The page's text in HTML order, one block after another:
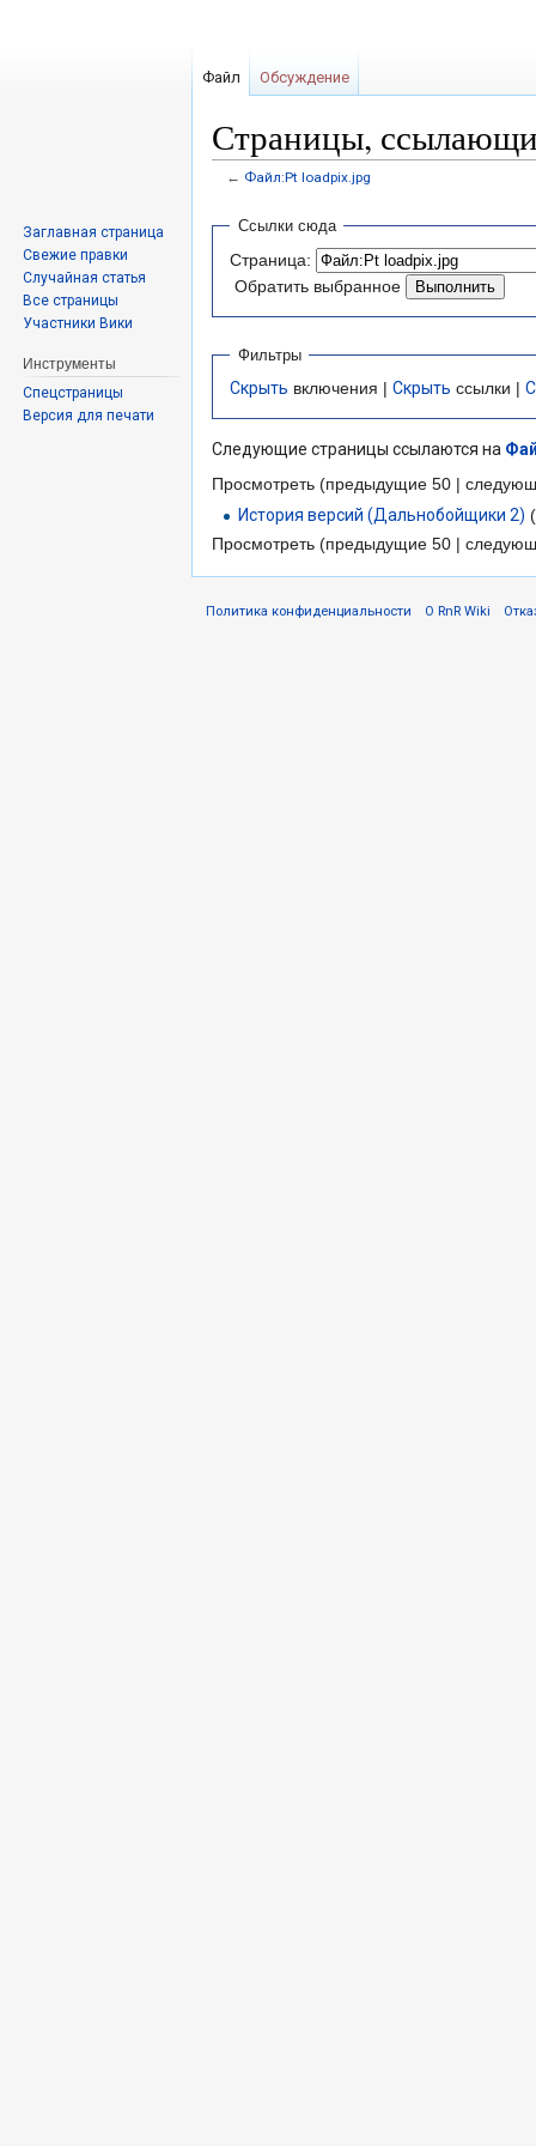
Страницы,
← Файл:Pt loadpix.jpg
Перейти
навигации
Перейти
поиску
Ссылки сюда
Страница:
Обратить выбранное
Фильтры
Скрыть включения | Скрыть ссылки |
Следующие страницы ссылаются на
Просмотреть (предыдущие 50 |
История версий (Дальнобойщики 2)
Просмотреть (предыдущие 50 |
Файл Обсуждение
Заглавная страница
Свежие правки
Случайная статья
Все страницы
Участники Вики
Инструменты
Спецстраницы
Версия для печати
Политика конфиденциальности О RnR Wiki